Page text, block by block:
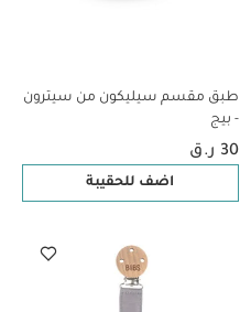
طبق مقسم سيليكون من سيترون
- بيج
30 ر.ق
اضف للحقيبة